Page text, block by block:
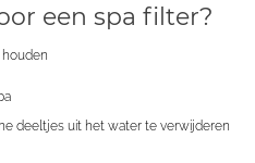
een spa filter?
deeltjes uit het water te verwijderen